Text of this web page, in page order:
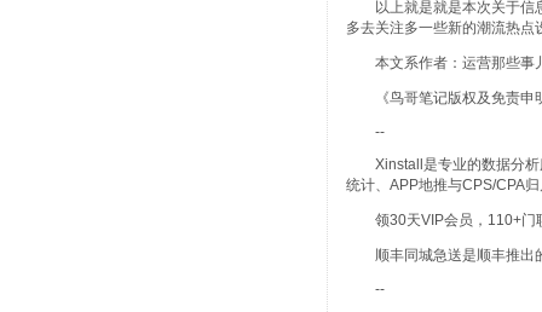
以上就是就是本次关于信息
多去关注多一些新的潮流热
本文系作者：运营那些事
《鸟哥笔记版权及免责申
--
Xinstall是专业的数据分析
统计、APP地推与CPS/CPA
领30天VIP会员，110+门
顺丰同城急送是顺丰推出
--